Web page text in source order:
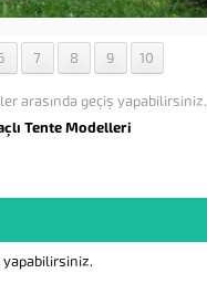
7 8 9 10
arasında geçiş yapabilirsiniz.
Tente Modelleri
yapabilirsiniz.